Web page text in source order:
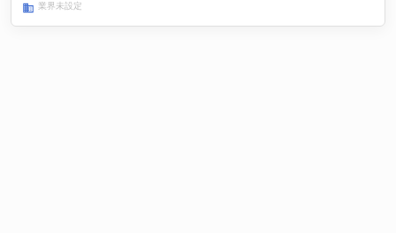
業界未設定